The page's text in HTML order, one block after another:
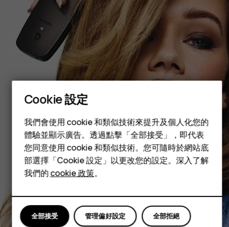
智慧型手機
功能型手機
配件
平板電腦
Cookie 設定
我們會使用 cookie 和類似技術來提升及個人化您的
體驗並顯示廣告。透過點擊「全部接受」，即代表
您同意使用 cookie 和類似技術。您可隨時於網站底
部選擇「Cookie 設定」以更改您的設定。深入了解
我們的cookie 政策。
全部拒絕
管理偏好設定
全部接受